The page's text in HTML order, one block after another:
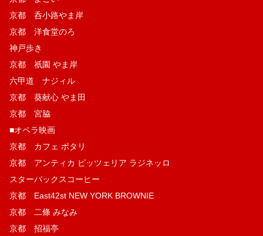
京都 呑小路やま岸
京都 洋食堂のろ
神戸歩き
京都 祇園 やま岸
六甲道 ナジィル
京都 葵献心 やま田
京都 宮脇
■オペラ映画
京都 カフェ ポタリ
京都 アンティカ ピッツェリア ラジネッロ
スターバックスコーヒー
京都 East42st NEW YORK BROWNIE
京都 二條 みなみ
京都 招福亭